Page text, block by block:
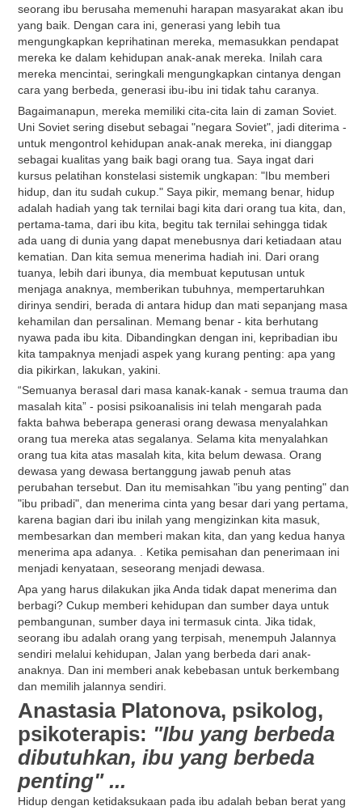
seorang ibu berusaha memenuhi harapan masyarakat akan ibu
yang baik. Dengan cara ini, generasi yang lebih tua
mengungkapkan keprihatinan mereka, memasukkan pendapat
mereka ke dalam kehidupan anak-anak mereka. Inilah cara
mereka mencintai, seringkali mengungkapkan cintanya dengan
cara yang berbeda, generasi ibu-ibu ini tidak tahu caranya.
Bagaimanapun, mereka memiliki cita-cita lain di zaman Soviet.
Uni Soviet sering disebut sebagai "negara Soviet", jadi diterima -
untuk mengontrol kehidupan anak-anak mereka, ini dianggap
sebagai kualitas yang baik bagi orang tua. Saya ingat dari
kursus pelatihan konstelasi sistemik ungkapan: "Ibu memberi
hidup, dan itu sudah cukup." Saya pikir, memang benar, hidup
adalah hadiah yang tak ternilai bagi kita dari orang tua kita, dan,
pertama-tama, dari ibu kita, begitu tak ternilai sehingga tidak
ada uang di dunia yang dapat menebusnya dari ketiadaan atau
kematian. Dan kita semua menerima hadiah ini. Dari orang
tuanya, lebih dari ibunya, dia membuat keputusan untuk
menjaga anaknya, memberikan tubuhnya, mempertaruhkan
dirinya sendiri, berada di antara hidup dan mati sepanjang masa
kehamilan dan persalinan. Memang benar - kita berhutang
nyawa pada ibu kita. Dibandingkan dengan ini, kepribadian ibu
kita tampaknya menjadi aspek yang kurang penting: apa yang
dia pikirkan, lakukan, yakini.
“Semuanya berasal dari masa kanak-kanak - semua trauma dan
masalah kita” - posisi psikoanalisis ini telah mengarah pada
fakta bahwa beberapa generasi orang dewasa menyalahkan
orang tua mereka atas segalanya. Selama kita menyalahkan
orang tua kita atas masalah kita, kita belum dewasa. Orang
dewasa yang dewasa bertanggung jawab penuh atas
perubahan tersebut. Dan itu memisahkan "ibu yang penting" dan
"ibu pribadi", dan menerima cinta yang besar dari yang pertama,
karena bagian dari ibu inilah yang mengizinkan kita masuk,
membesarkan dan memberi makan kita, dan yang kedua hanya
menerima apa adanya. . Ketika pemisahan dan penerimaan ini
menjadi kenyataan, seseorang menjadi dewasa.
Apa yang harus dilakukan jika Anda tidak dapat menerima dan
berbagi? Cukup memberi kehidupan dan sumber daya untuk
pembangunan, sumber daya ini termasuk cinta. Jika tidak,
seorang ibu adalah orang yang terpisah, menempuh Jalannya
sendiri melalui kehidupan, Jalan yang berbeda dari anak-
anaknya. Dan ini memberi anak kebebasan untuk berkembang
dan memilih jalannya sendiri.
Anastasia Platonova, psikolog,
psikoterapis: "Ibu yang berbeda
dibutuhkan, ibu yang berbeda
penting" ...
Hidup dengan ketidaksukaan pada ibu adalah beban berat yang